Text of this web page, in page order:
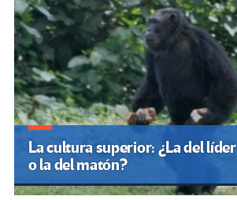
La cultura superior: ¿La del líder
o la del matón?